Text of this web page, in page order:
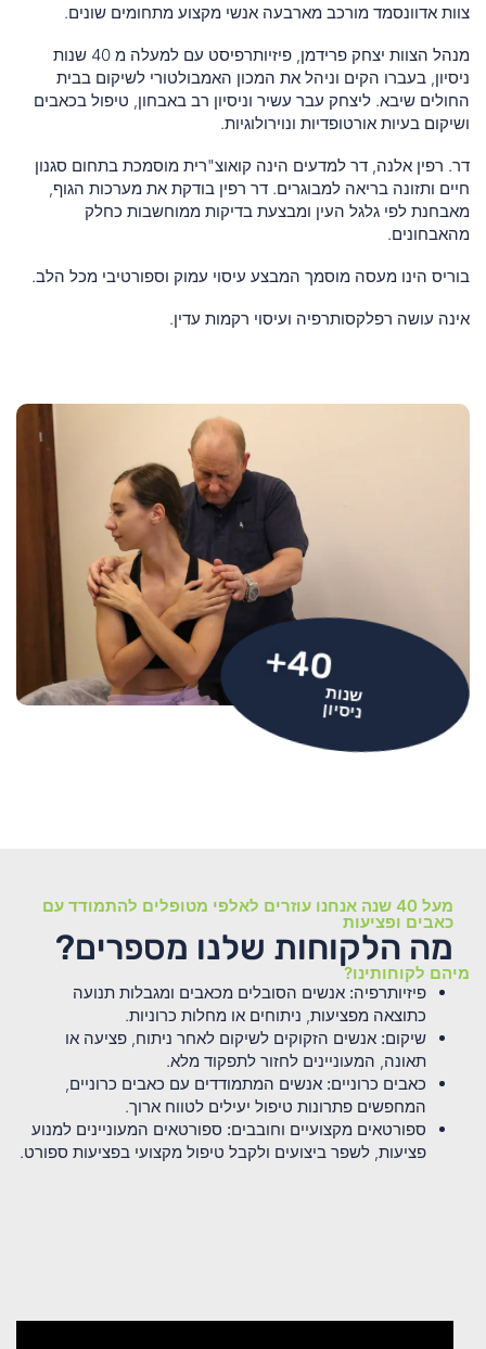
צוות אדוונסמד מורכב מארבעה אנשי מקצוע מתחומים שונים.
מנהל הצוות יצחק פרידמן, פיזיותרפיסט עם למעלה מ 40 שנות
ניסיון, בעברו הקים וניהל את המכון האמבולטורי לשיקום בבית
החולים שיבא. ליצחק עבר עשיר וניסיון רב באבחון, טיפול בכאבים
ושיקום בעיות אורטופדיות ונוירולוגיות.
דר. רפין אלנה, דר למדעים הינה קואוצ"רית מוסמכת בתחום סגנון
חיים ותזונה בריאה למבוגרים. דר רפין בודקת את מערכות הגוף,
מאבחנת לפי גלגל העין ומבצעת בדיקות ממוחשבות כחלק
מהאבחונים.
בוריס הינו מעסה מוסמך המבצע עיסוי עמוק וספורטיבי מכל הלב.
אינה עושה רפלקסותרפיה ועיסוי רקמות עדין.
40
+
שנות
ניסיון
מעל 40 שנה אנחנו עוזרים לאלפי מטופלים להתמודד עם
כאבים ופציעות
מה הלקוחות שלנו מספרים?
מיהם לקוחותינו?
פיזיותרפיה:אנשים הסובלים מכאבים ומגבלות תנועה
כתוצאה מפציעות, ניתוחים או מחלות כרוניות.
שיקום:אנשים הזקוקים לשיקום לאחר ניתוח, פציעה או
תאונה, המעוניינים לחזור לתפקוד מלא.
כאבים כרוניים:אנשים המתמודדים עם כאבים כרוניים,
המחפשים פתרונות טיפול יעילים לטווח ארוך.
ספורטאים מקצועיים וחובבים:ספורטאים המעוניינים למנוע
פציעות, לשפר ביצועים ולקבל טיפול מקצועי בפציעות ספורט.